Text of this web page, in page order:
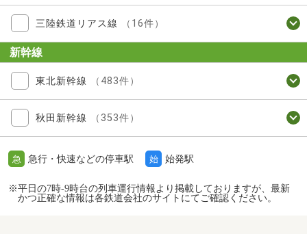
三陸鉄道リアス線 （16件）
新幹線
東北新幹線 （483件）
秋田新幹線 （353件）
急 急行・快速などの停車駅 始 始発駅
※平日の7時-9時台の列車運行情報より掲載しておりますが、最新
かつ正確な情報は各鉄道会社のサイトにてご確認ください。